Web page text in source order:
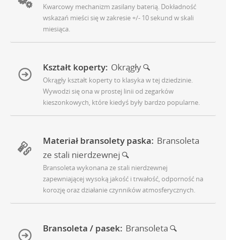
Kwarcowy mechanizm zasilany baterią. Dokładność
wskazań mieści się w zakresie +/- 10 sekund w skali
miesiąca.
Kształt koperty: Okrągły
Okrągły kształt koperty to klasyka w tej dziedzinie.
Wywodzi się ona w prostej linii od zegarków
kieszonkowych, które kiedyś były bardzo popularne.
Materiał bransolety paska: Bransoleta
ze stali nierdzewnej
Bransoleta wykonana ze stali nierdzewnej
zapewniającej wysoką jakość i trwałość, odporność na
korozję oraz działanie czynników atmosferycznych.
Bransoleta / pasek: Bransoleta